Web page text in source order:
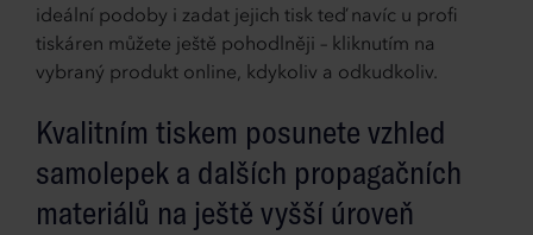
ideální podoby i zadat jejich tisk teď navíc u profi
tiskáren můžete ještě pohodlněji – kliknutím na
vybraný produkt online, kdykoliv a odkudkoliv.
Kvalitním tiskem posunete vzhled
samolepek a dalších propagačních
materiálů na ještě vyšší úroveň